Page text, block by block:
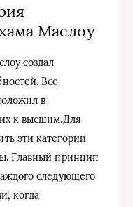
Маслоу
создал
Все
в
к высшим.Для
эти категории
Главный принцип
следующего
когда